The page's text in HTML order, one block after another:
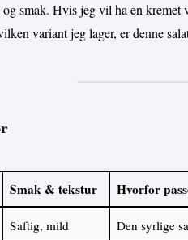
smak. Hvis jeg vil ha en
variant jeg lager, er denne
Smak & tekstur Hvorfor
Saftig, mild Den syrlige